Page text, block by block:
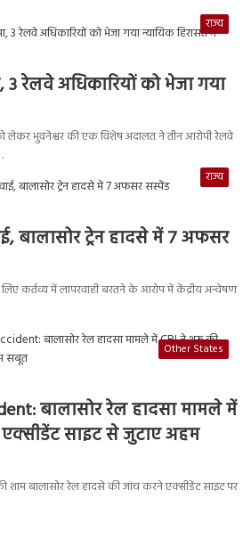
राज्य
3 रेलवे अधिकारियों को भेजा गया
लेकर भुवनेश्वर की एक विशेष अदालत ने तीन आरोपी रेलवे
राज्य
बालासोर ट्रेन हादसे में 7 अफसर
लिए कर्तव्य में लापरवाही बरतने के आरोप में केंद्रीय अन्वेषण
Other States
बालासोर रेल हादसा मामले में
साइट से जुटाए अहम
शाम बालासोर रेल हादसे की जांच करने एक्सीडेंट साइट पर